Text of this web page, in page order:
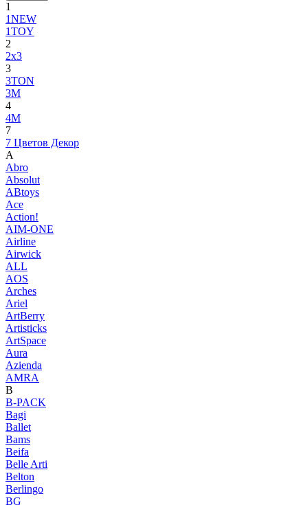
1
1NEW
1TOY
2
2x3
3
3TON
3М
4
4M
7
7 Цветов Декор
A
Abro
Absolut
ABtoys
Ace
Action!
AIM-ONE
Airline
Airwick
ALL
AOS
Arches
Ariel
ArtBerry
Artisticks
ArtSpace
Aura
Azienda
AМRA
B
B-PACK
Bagi
Ballet
Bams
Beifa
Belle Arti
Belton
Berlingo
BG